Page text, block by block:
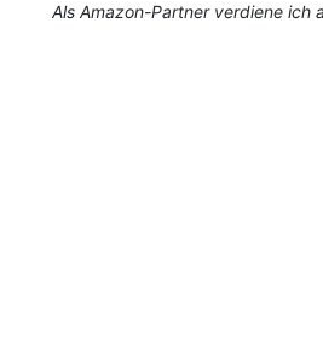
Als Amazon-Partner verdiene ich